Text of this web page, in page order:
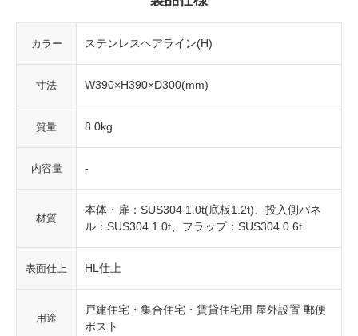
カラー ステンレスヘアライン(H)
寸法 W390×H390×D300(mm)
質量 8.0kg
内容量 -
材質
本体・扉：SUS304 1.0t(底板1.2t)、投入側パネ
ル：SUS304 1.0t、フラップ：SUS304 0.6t
表面仕上 HL仕上
用途
戸建住宅・集合住宅・賃貸住宅用 屋外設置 郵便
ポスト